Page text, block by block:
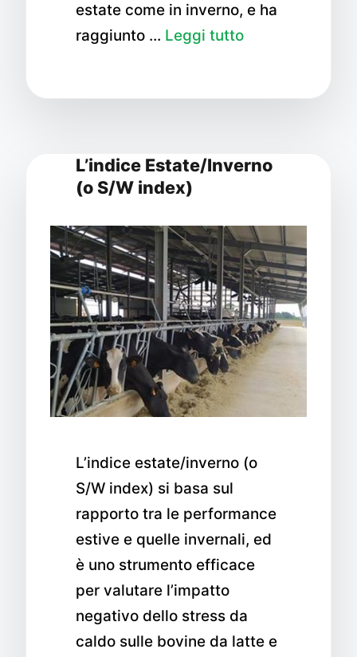
estate come in inverno, e ha
raggiunto … Leggi tutto
L’indice Estate/Inverno
(o S/W index)
L’indice estate/inverno (o
S/W index) si basa sul
rapporto tra le performance
estive e quelle invernali, ed
è uno strumento efficace
per valutare l’impatto
negativo dello stress da
caldo sulle bovine da latte e